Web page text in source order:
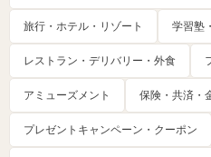
旅行・ホテル・リゾート 学習塾
レストラン・デリバリー・外食
アミューズメント 保険・共済・
プレゼントキャンペーン・クーポン